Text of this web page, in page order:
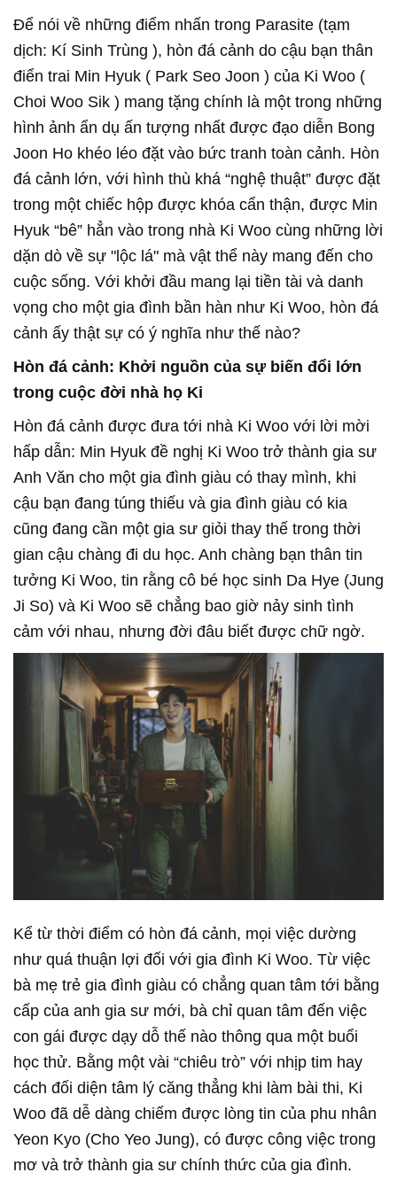
Để nói về những điểm nhấn trong Parasite (tạm
dịch: Kí Sinh Trùng ), hòn đá cảnh do cậu bạn thân
điển trai Min Hyuk ( Park Seo Joon ) của Ki Woo (
Choi Woo Sik ) mang tặng chính là một trong những
hình ảnh ẩn dụ ấn tượng nhất được đạo diễn Bong
Joon Ho khéo léo đặt vào bức tranh toàn cảnh. Hòn
đá cảnh lớn, với hình thù khá “nghệ thuật” được đặt
trong một chiếc hộp được khóa cẩn thận, được Min
Hyuk “bê” hẳn vào trong nhà Ki Woo cùng những lời
dặn dò về sự "lộc lá" mà vật thể này mang đến cho
cuộc sống. Với khởi đầu mang lại tiền tài và danh
vọng cho một gia đình bần hàn như Ki Woo, hòn đá
cảnh ấy thật sự có ý nghĩa như thế nào?
Hòn đá cảnh: Khởi nguồn của sự biến đổi lớn
trong cuộc đời nhà họ Ki
Hòn đá cảnh được đưa tới nhà Ki Woo với lời mời
hấp dẫn: Min Hyuk đề nghị Ki Woo trở thành gia sư
Anh Văn cho một gia đình giàu có thay mình, khi
cậu bạn đang túng thiếu và gia đình giàu có kia
cũng đang cần một gia sư giỏi thay thế trong thời
gian cậu chàng đi du học. Anh chàng bạn thân tin
tưởng Ki Woo, tin rằng cô bé học sinh Da Hye (Jung
Ji So) và Ki Woo sẽ chẳng bao giờ nảy sinh tình
cảm với nhau, nhưng đời đâu biết được chữ ngờ.
Kể từ thời điểm có hòn đá cảnh, mọi việc dường
như quá thuận lợi đối với gia đình Ki Woo. Từ việc
bà mẹ trẻ gia đình giàu có chẳng quan tâm tới bằng
cấp của anh gia sư mới, bà chỉ quan tâm đến việc
con gái được dạy dỗ thế nào thông qua một buổi
học thử. Bằng một vài “chiêu trò” với nhịp tim hay
cách đối diện tâm lý căng thẳng khi làm bài thi, Ki
Woo đã dễ dàng chiếm được lòng tin của phu nhân
Yeon Kyo (Cho Yeo Jung), có được công việc trong
mơ và trở thành gia sư chính thức của gia đình.